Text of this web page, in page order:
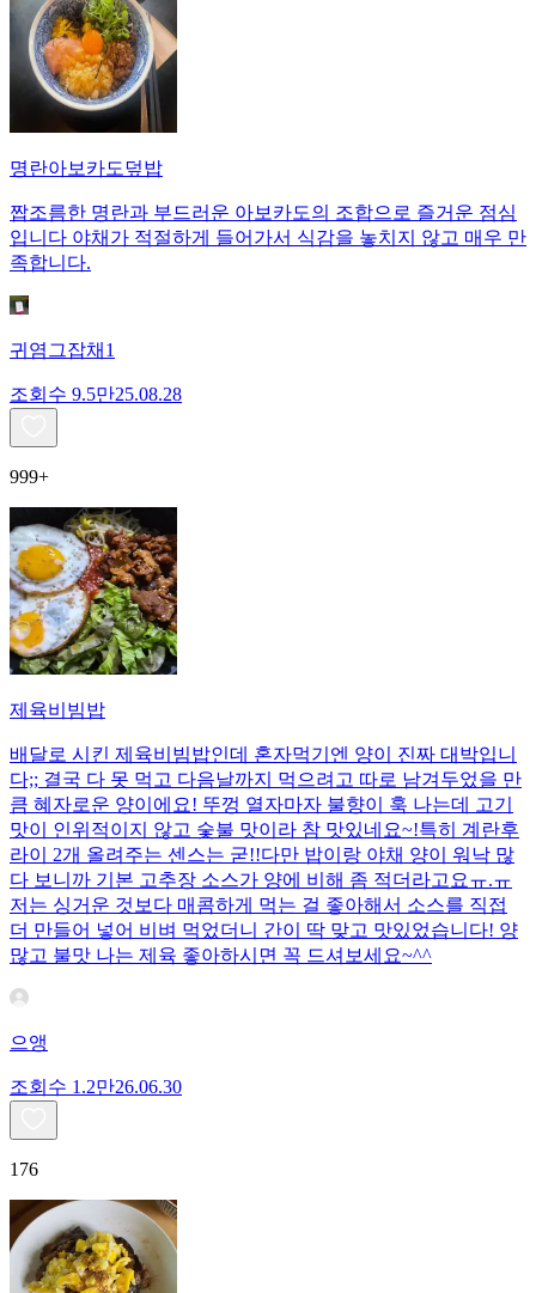
명란아보카도덮밥
짭조름한 명란과 부드러운 아보카도의 조합으로 즐거운 점심
입니다 야채가 적절하게 들어가서 식감을 놓치지 않고 매우 만
족합니다.
귀염그잡채1
조회수 9.5만25.08.28
999+
제육비빔밥
배달로 시킨 제육비빔밥인데 혼자먹기엔 양이 진짜 대박입니
다;; 결국 다 못 먹고 다음날까지 먹으려고 따로 남겨두었을 만
큼 혜자로운 양이에요! 뚜껑 열자마자 불향이 훅 나는데 고기
맛이 인위적이지 않고 숯불 맛이라 참 맛있네요~!특히 계란후
라이 2개 올려주는 센스는 굳!! ​다만 밥이랑 야채 양이 워낙 많
다 보니까 기본 고추장 소스가 양에 비해 좀 적더라고요ㅠ.ㅠ
저는 싱거운 것보다 매콤하게 먹는 걸 좋아해서 소스를 직접
더 만들어 넣어 비벼 먹었더니 간이 딱 맞고 맛있었습니다! 양
많고 불맛 나는 제육 좋아하시면 꼭 드셔보세요~^^
으앵
조회수 1.2만26.06.30
176